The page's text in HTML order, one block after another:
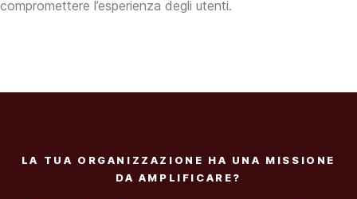
compromettere l’esperienza degli utenti.
LA TUA ORGANIZZAZIONE HA UNA MISSIONE
DA AMPLIFICARE?